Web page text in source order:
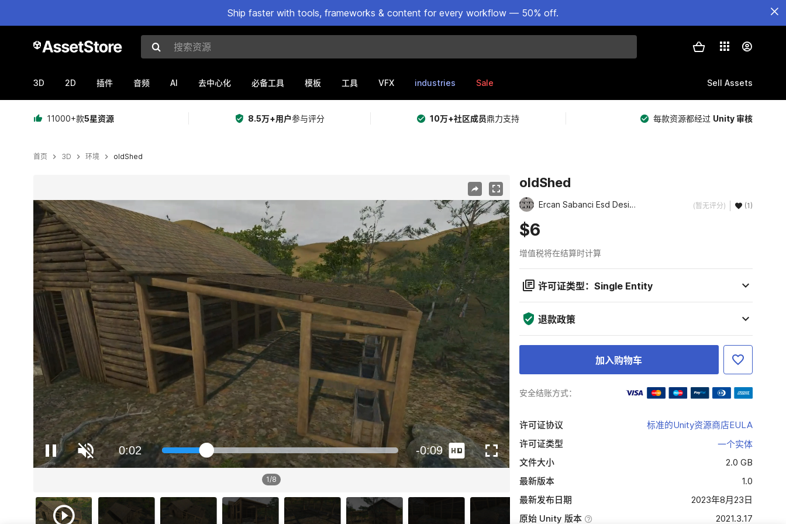
Ship faster with tools, frameworks & content for every workflow — 50% off.
搜索资源
3D 2D 插件 音频 AI 去中心化 必备工具 模板 工具 VFX industries Sale Sell Assets
11000+款5星资源 8.5万+用户参与评分 10万+社区成员鼎力支持 每款资源都经过 Unity 审核
首页 3D 环境 oldShed
1/8
oldShed
Ercan Sabanci Esd Desing (暂无评分) (1)
$6
增值税将在结算时计算
许可证类型：Single Entity
退款政策
加入购物车
安全结账方式：
许可证协议
标准的Unity资源商店EULA
许可证类型
一个实体
文件大小
2.0 GB
最新版本
1.0
最新发布日期
2023年8月23日
原始 Unity 版本
2021.3.17